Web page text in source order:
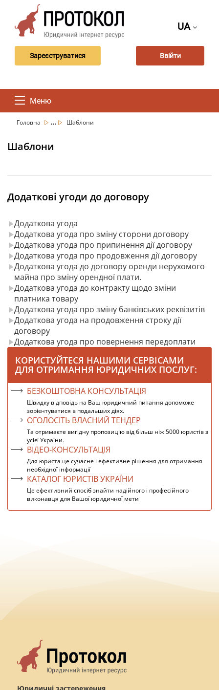
UA
Зареєструватися Ввійти
Меню
Головна ... Шаблони
Шаблони
Додаткові угоди до договору
Додаткова угода
Додаткова угода про зміну сторони договору
Додаткова угода про припинення дії договору
Додаткова угода про продовження дії договору
Додаткова угода до договору оренди нерухомого
майна про зміну орендної плати.
Додаткова угода до контракту щодо зміни
платника товару
Додаткова угода про зміну банківських реквізитів
Додаткова угода на продовження строку дії
договору
Додаткова угода про повернення передоплати
КОРИСТУЙТЕСЯ НАШИМИ СЕРВІСАМИ
ДЛЯ ОТРИМАННЯ ЮРИДИЧНИХ ПОСЛУГ:
БЕЗКОШТОВНА КОНСУЛЬТАЦІЯ
Швидку відповідь на Ваш юридичний питання допоможе
зорієнтуватися в подальших діях.
ОГОЛОСІТЬ ВЛАСНИЙ ТЕНДЕР
Та отримаєте вигідну пропозицію від більш ніж 5000 юристів з
усієї України.
ВІДЕО-КОНСУЛЬТАЦІЯ
Для юриста це сучасне і ефективне рішення для отримання
необхідної інформації
КАТАЛОГ ЮРИСТІВ УКРАЇНИ
Це ефективний спосіб знайти надійного і професійного
виконавця для Вашої юридичної мети